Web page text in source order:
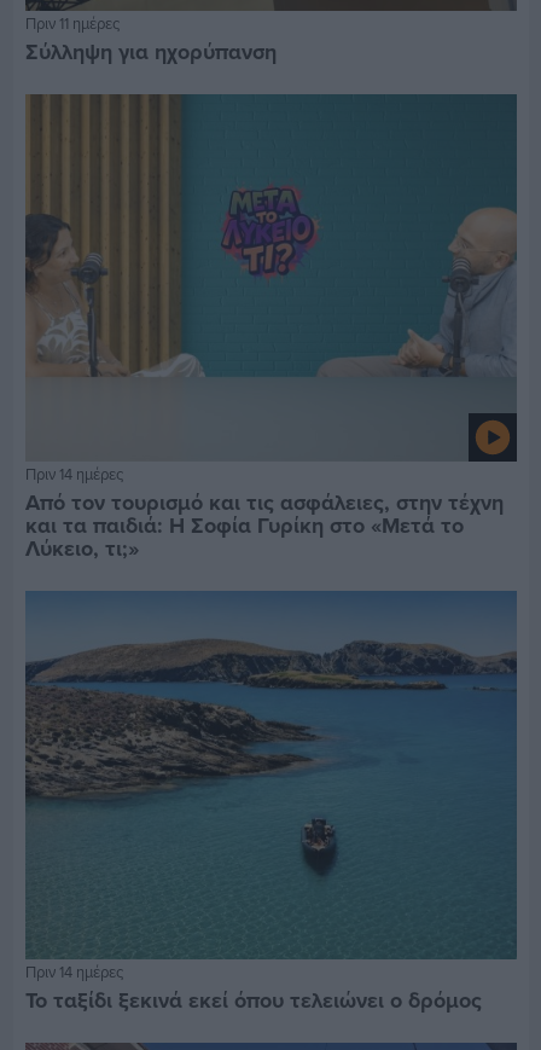
Πριν 11 ημέρες
Σύλληψη για ηχορύπανση
Πριν 14 ημέρες
Από τον τουρισμό και τις ασφάλειες, στην τέχνη
και τα παιδιά: Η Σοφία Γυρίκη στο «Μετά το
Λύκειο, τι;»
Πριν 14 ημέρες
Το ταξίδι ξεκινά εκεί όπου τελειώνει ο δρόμος